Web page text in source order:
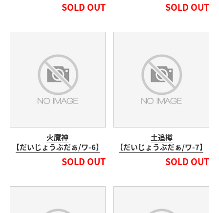
SOLD OUT SOLD OUT
火魔神
【だいじょうぶだぁ/ワ-6】
SOLD OUT
土追樽
【だいじょうぶだぁ/ワ-7】
SOLD OUT